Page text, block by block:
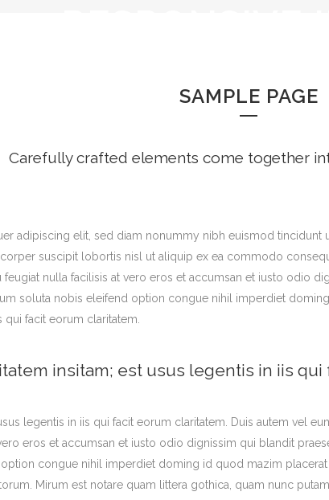
SAMPLE PAGE
Carefully crafted elements come together
adipiscing elit, sed diam nonummy nibh euismod
suscipit lobortis nisl ut aliquip ex ea commodo
feugiat nulla facilisis at vero eros et accumsan et iusto odio
soluta nobis eleifend option congue nihil imperdiet
qui facit eorum claritatem.
insitam; est usus legentis in iis
legentis in iis qui facit eorum claritatem. Duis autem vel
eros et accumsan et iusto odio dignissim qui blandit
congue nihil imperdiet doming id quod mazim
Mirum est notare quam littera gothica, quam nunc